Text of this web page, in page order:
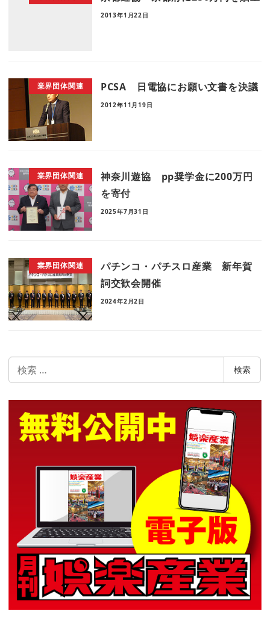
2013年1月22日
業界団体関連 PCSA 日電協にお願い文書を決議
2012年11月19日
業界団体関連
神奈川遊協 pp奨学金に200万円
を寄付
2025年7月31日
業界団体関連
パチンコ・パチスロ産業 新年賀
詞交歓会開催
2024年2月2日
索
検索